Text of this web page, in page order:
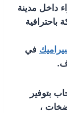
داخل مدينة
باحترافية
في
بتوفير
،